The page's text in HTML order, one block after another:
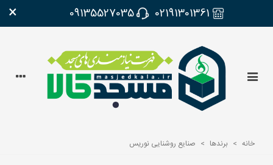
02191301361
09135527035
×
خانه > برندها > صنایع روشنایی نوریس